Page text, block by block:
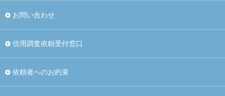
お問い合わせ
信用調査依頼受付窓口
依頼者へのお約束